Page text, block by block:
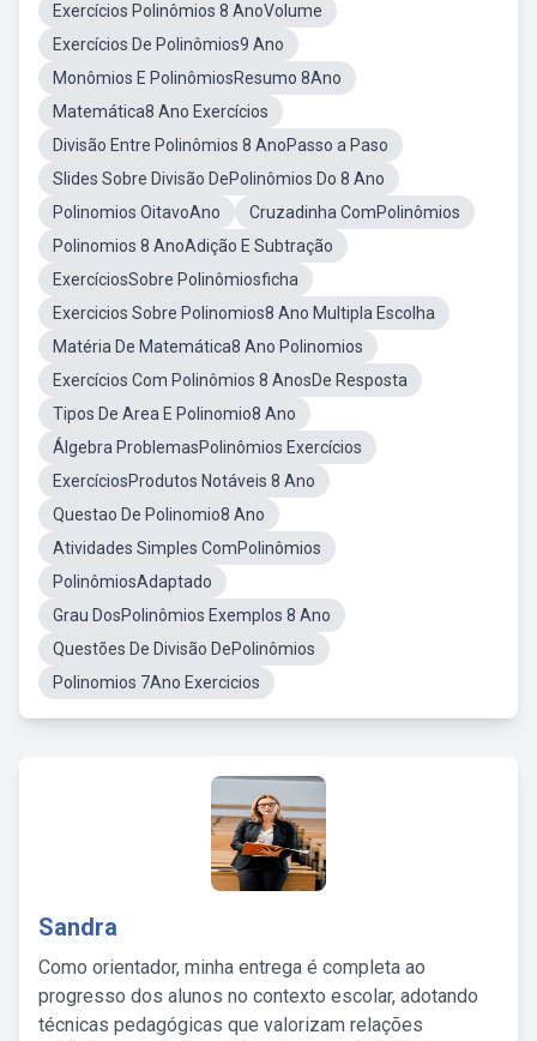
Exercícios Polinômios 8 AnoVolume
Exercícios De Polinômios9 Ano
Monômios E PolinômiosResumo 8Ano
Matemática8 Ano Exercícios
Divisão Entre Polinômios 8 AnoPasso a Paso
Slides Sobre Divisão DePolinômios Do 8 Ano
Polinomios OitavoAno
Cruzadinha ComPolinômios
Polinomios 8 AnoAdição E Subtração
ExercíciosSobre Polinômiosficha
Exercicios Sobre Polinomios8 Ano Multipla Escolha
Matéria De Matemática8 Ano Polinomios
Exercícios Com Polinômios 8 AnosDe Resposta
Tipos De Area E Polinomio8 Ano
Álgebra ProblemasPolinômios Exercícios
ExercíciosProdutos Notáveis 8 Ano
Questao De Polinomio8 Ano
Atividades Simples ComPolinômios
PolinômiosAdaptado
Grau DosPolinômios Exemplos 8 Ano
Questões De Divisão DePolinômios
Polinomios 7Ano Exercicios
Sandra
Como orientador, minha entrega é completa ao
progresso dos alunos no contexto escolar, adotando
técnicas pedagógicas que valorizam relações